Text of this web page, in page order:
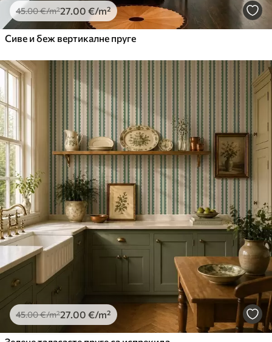
45.00€/m²27.00 €/m²
Сиве и беж вертикалне пруге
45.00€/m²27.00 €/m²